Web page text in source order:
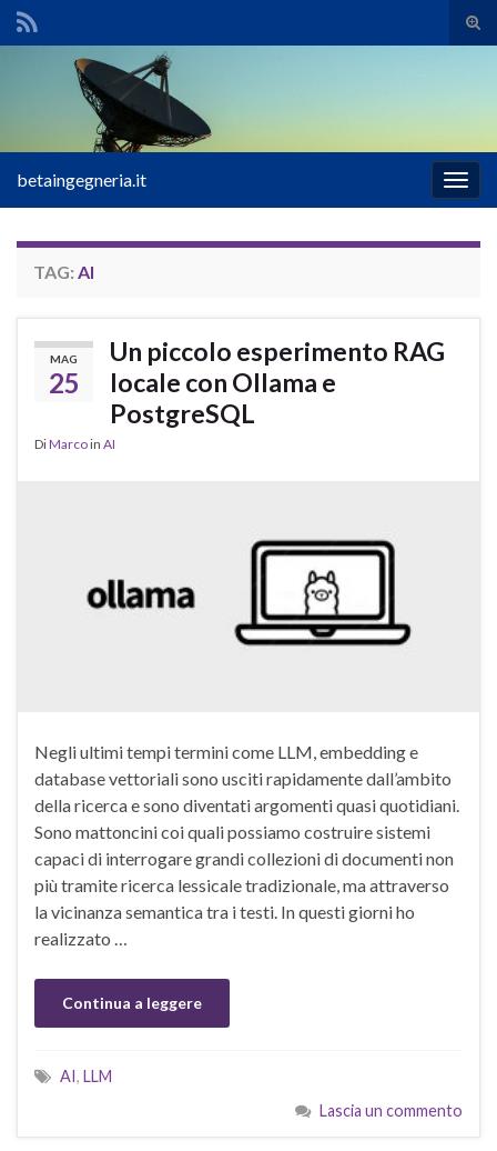
il
Search for:
la
betaingegneria.it
TAG: AI
MAG
25
Un piccolo esperimento RAG
locale con Ollama e
PostgreSQL
DiMarcoin AI
Negli ultimi tempi termini come LLM, embedding e
database vettoriali sono usciti rapidamente dall’ambito
della ricerca e sono diventati argomenti quasi quotidiani.
Sono mattoncini coi quali possiamo costruire sistemi
capaci di interrogare grandi collezioni di documenti non
più tramite ricerca lessicale tradizionale, ma attraverso
la vicinanza semantica tra i testi. In questi giorni ho
realizzato …
Continua a leggere
AI, LLM
Lascia un commento